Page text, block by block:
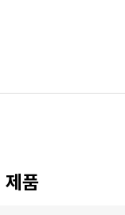
제품